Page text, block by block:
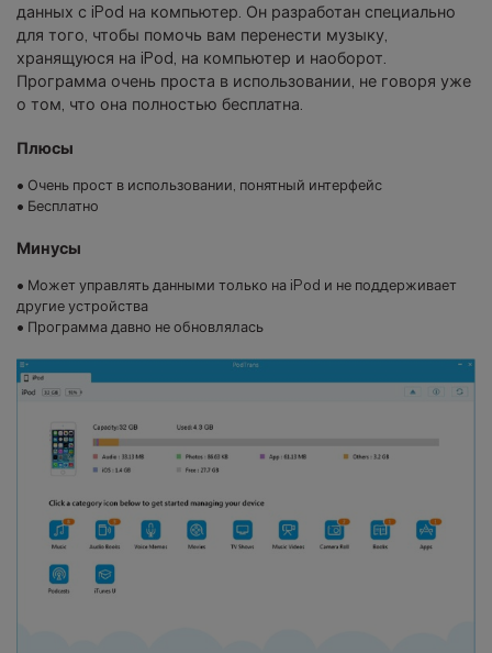
данных с iPod на компьютер. Он разработан специально
для того, чтобы помочь вам перенести музыку,
хранящуюся на iPod, на компьютер и наоборот.
Программа очень проста в использовании, не говоря уже
о том, что она полностью бесплатна.
Плюсы
• Очень прост в использовании, понятный интерфейс
• Бесплатно
Минусы
• Может управлять данными только на iPod и не поддерживает
другие устройства
• Программа давно не обновлялась